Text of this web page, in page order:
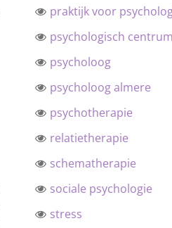
praktijk voor
psychologisch centrum
psycholoog
psycholoog almere
psychotherapie
relatietherapie
schematherapie
sociale psychologie
stress